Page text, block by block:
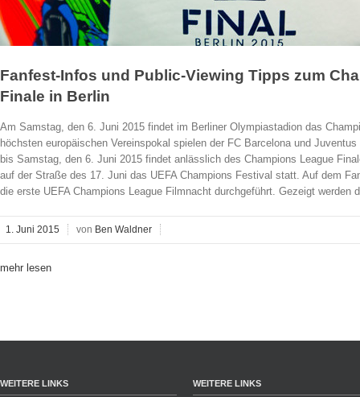
Fanfest-Infos und Public-Viewing Tipps zum
Finale in Berlin
Am Samstag, den 6. Juni 2015 findet im Berliner Olympiastadion das
höchsten europäischen Vereinspokal spielen der FC Barcelona und
bis Samstag, den 6. Juni 2015 findet anlässlich des Champions League
auf der Straße des 17. Juni das UEFA Champions Festival statt. Auf dem
die erste UEFA Champions League Filmnacht durchgeführt. Gezeigt werden
1. Juni 2015 von Ben Waldner
mehr lesen
WEITERE LINKS WEITERE LINKS